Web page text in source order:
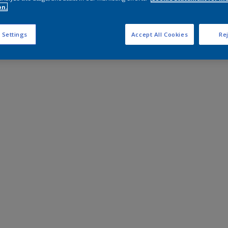
Settings Accept All Cookies